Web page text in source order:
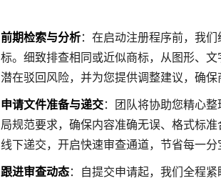
前期检索与分析：在启动注册程序前，我
标。细致排查相同或近似商标，从图形、
潜在驳回风险，并为您提供调整建议，确
申请文件准备与递交：团队将协助您精心
局规范要求，确保内容准确无误、格式标
线下递交，开启快速审查通道，节省每一分
跟进审查动态：自提交申请起，我们全程